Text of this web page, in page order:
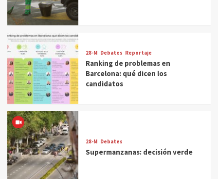
28-M Debates Reportaje
Ranking de problemas en
Barcelona: qué dicen los
candidatos
28-M Debates
Supermanzanas: decisión verde